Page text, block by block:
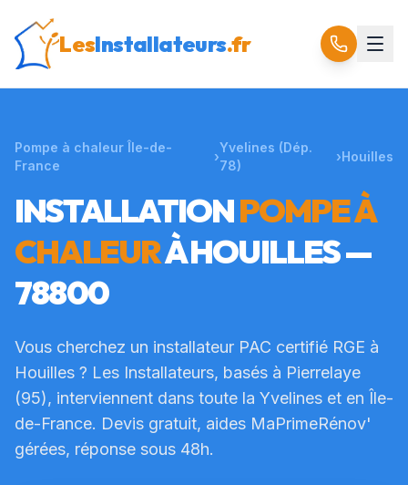
LesInstallateurs.fr
Pompe à chaleur Île-de-
France
›
Yvelines (Dép.
78)
›Houilles
INSTALLATIONPOMPE À
CHALEURÀHOUILLES—
78800
Vous cherchez un installateur PAC certifié RGE à
Houilles ? Les Installateurs, basés à Pierrelaye
(95), interviennent dans toute la Yvelines et en Île-
de-France. Devis gratuit, aides MaPrimeRénov'
gérées, réponse sous 48h.